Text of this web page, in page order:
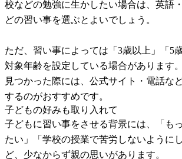
校などの勉強に生かしたい場合は、英語
どの習い事を選ぶとよいでしょう。
ただ、習い事によっては「3歳以上」「5
対象年齢を設定している場合があります
見つかった際には、公式サイト・電話な
するのがおすすめです。
子どもの好みも取り入れて
子どもに習い事をさせる背景には、「も
たい」「学校の授業で苦労しないように
ど、少なからず親の思いがあります。